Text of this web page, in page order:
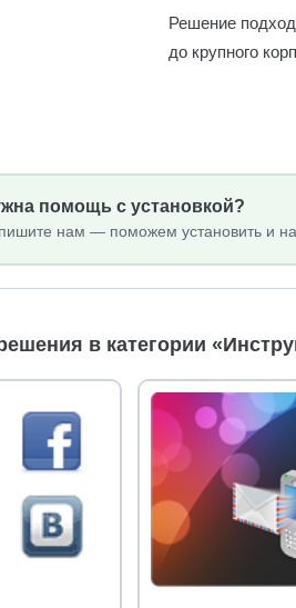
Решение
до крупного
помощь с установкой?
нам — поможем установить и
в категории